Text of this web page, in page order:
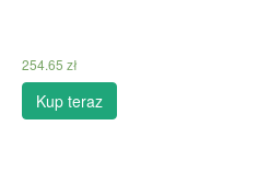
254.65 zł
Kup teraz